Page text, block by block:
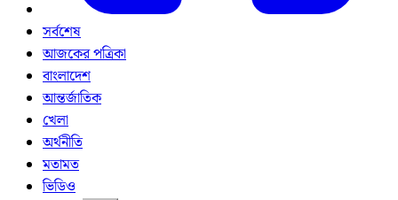
সর্বশেষ
আজকের পত্রিকা
বাংলাদেশ
আন্তর্জাতিক
খেলা
অর্থনীতি
মতামত
ভিডিও